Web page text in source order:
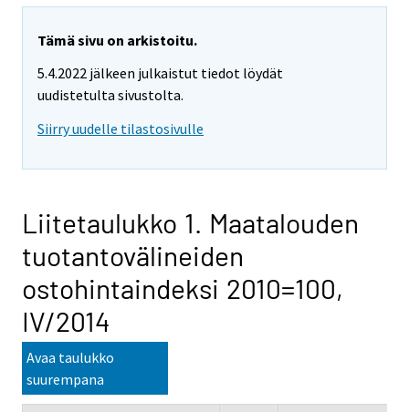
Tämä sivu on arkistoitu.
5.4.2022 jälkeen julkaistut tiedot löydät
uudistetulta sivustolta.
Siirry uudelle tilastosivulle
Liitetaulukko 1. Maatalouden
tuotantovälineiden
ostohintaindeksi 2010=100,
IV/2014
Avaa taulukko
suurempana